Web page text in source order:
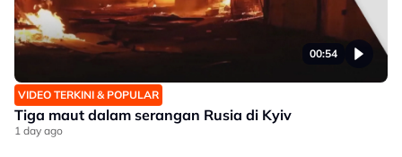
00:54
VIDEO TERKINI & POPULAR
Tiga maut dalam serangan Rusia di Kyiv
1 day ago